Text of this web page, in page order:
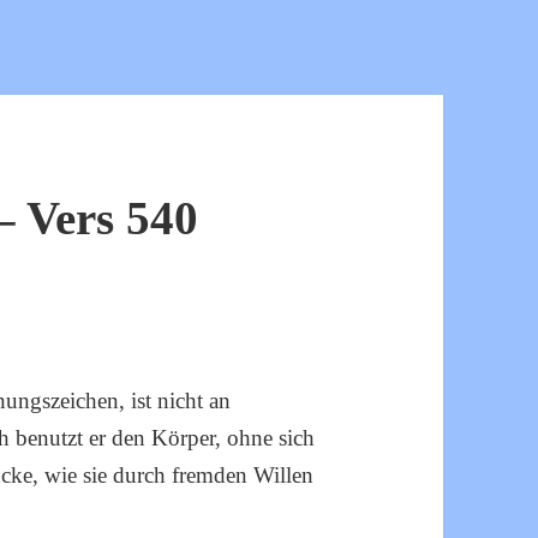
Vers 540
ist nicht an
benutzt er den Körper, ohne sich
wie sie durch fremden Willen